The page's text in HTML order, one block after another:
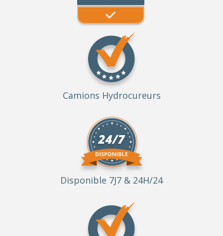
Camions Hydrocureurs
Disponible 7J7 & 24H/24